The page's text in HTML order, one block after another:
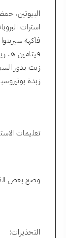
البيوتين،
استرات
فاكهة
فيتامين هـ،
زبدة
تعليمات
وضع بعض
التحذيرات: